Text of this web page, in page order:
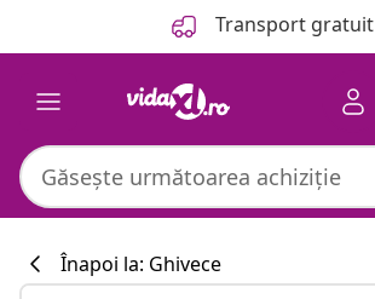
Transport gratuit
Înapoi la: Ghivece